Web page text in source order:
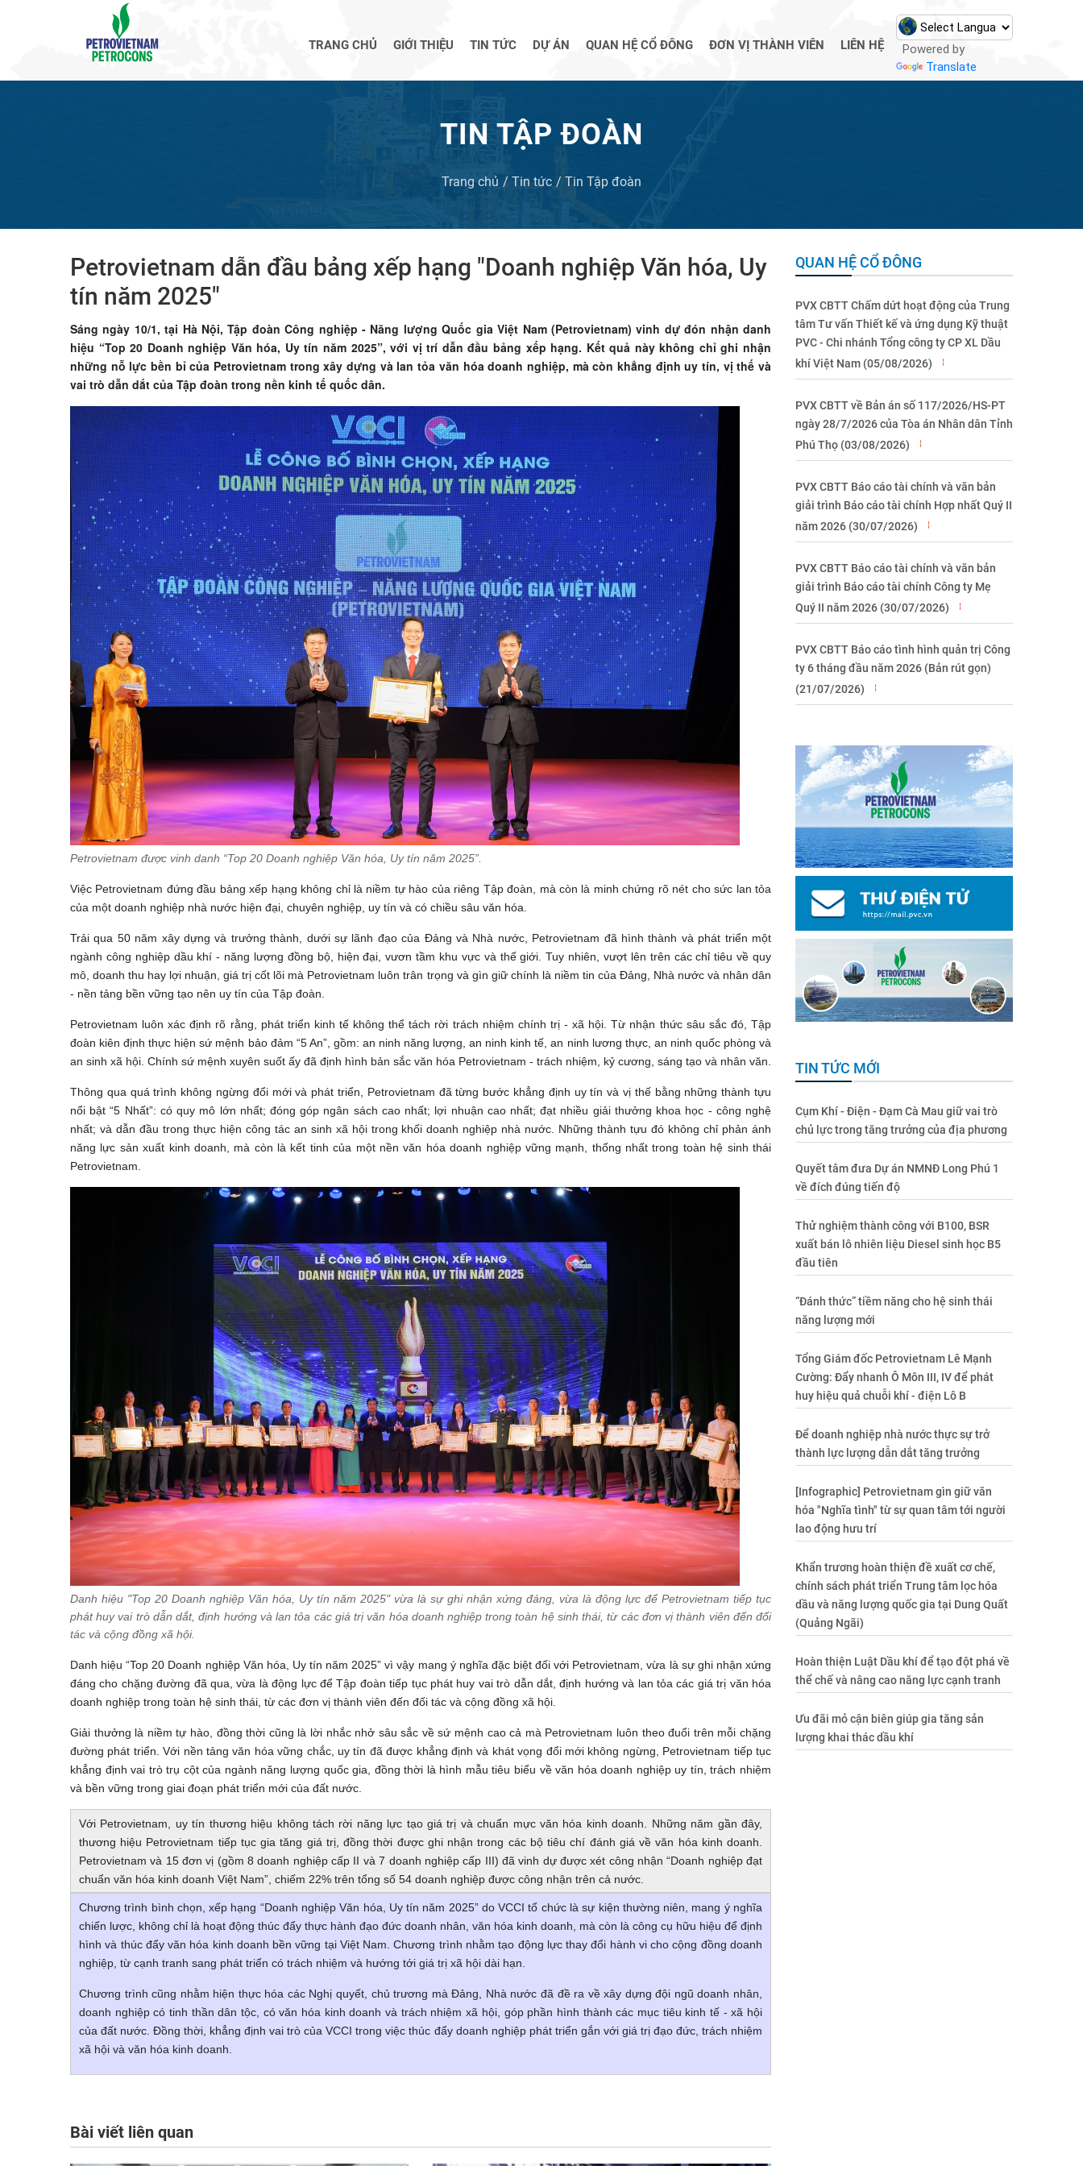
TRANG CHỦ GIỚI THIỆU TIN TỨC DỰ ÁN QUAN HỆ CỔ ĐÔNG ĐƠN VỊ THÀNH VIÊN LIÊN HỆ
Powered by
Translate
TIN TẬP ĐOÀN
Trang chủ Tin tức Tin Tập đoàn
Petrovietnam dẫn đầu bảng xếp hạng "Doanh nghiệp Văn hóa, Uy
tín năm 2025"
Sáng ngày 10/1, tại Hà Nội, Tập đoàn Công nghiệp - Năng lượng Quốc gia Việt Nam (Petrovietnam) vinh dự đón nhận danh
hiệu “Top 20 Doanh nghiệp Văn hóa, Uy tín năm 2025”, với vị trí dẫn đầu bảng xếp hạng. Kết quả này không chỉ ghi nhận
những nỗ lực bền bỉ của Petrovietnam trong xây dựng và lan tỏa văn hóa doanh nghiệp, mà còn khẳng định uy tín, vị thế và
vai trò dẫn dắt của Tập đoàn trong nền kinh tế quốc dân.
Petrovietnam được vinh danh “Top 20 Doanh nghiệp Văn hóa, Uy tín năm 2025”.
Việc Petrovietnam đứng đầu bảng xếp hạng không chỉ là niềm tự hào của riêng Tập đoàn, mà còn là minh chứng rõ nét cho sức lan tỏa
của một doanh nghiệp nhà nước hiện đại, chuyên nghiệp, uy tín và có chiều sâu văn hóa.
Trải qua 50 năm xây dựng và trưởng thành, dưới sự lãnh đạo của Đảng và Nhà nước, Petrovietnam đã hình thành và phát triển một
ngành công nghiệp dầu khí - năng lượng đồng bộ, hiện đại, vươn tầm khu vực và thế giới. Tuy nhiên, vượt lên trên các chỉ tiêu về quy
mô, doanh thu hay lợi nhuận, giá trị cốt lõi mà Petrovietnam luôn trân trọng và gìn giữ chính là niềm tin của Đảng, Nhà nước và nhân dân
- nền tảng bền vững tạo nên uy tín của Tập đoàn.
Petrovietnam luôn xác định rõ rằng, phát triển kinh tế không thể tách rời trách nhiệm chính trị - xã hội. Từ nhận thức sâu sắc đó, Tập
đoàn kiên định thực hiện sứ mệnh bảo đảm “5 An”, gồm: an ninh năng lượng, an ninh kinh tế, an ninh lương thực, an ninh quốc phòng và
an sinh xã hội. Chính sứ mệnh xuyên suốt ấy đã định hình bản sắc văn hóa Petrovietnam - trách nhiệm, kỷ cương, sáng tạo và nhân văn.
Thông qua quá trình không ngừng đổi mới và phát triển, Petrovietnam đã từng bước khẳng định uy tín và vị thế bằng những thành tựu
nổi bật “5 Nhất”: có quy mô lớn nhất; đóng góp ngân sách cao nhất; lợi nhuận cao nhất; đạt nhiều giải thưởng khoa học - công nghệ
nhất; và dẫn đầu trong thực hiện công tác an sinh xã hội trong khối doanh nghiệp nhà nước. Những thành tựu đó không chỉ phản ánh
năng lực sản xuất kinh doanh, mà còn là kết tinh của một nền văn hóa doanh nghiệp vững mạnh, thống nhất trong toàn hệ sinh thái
Petrovietnam.
Danh hiệu "Top 20 Doanh nghiệp Văn hóa, Uy tín năm 2025" vừa là sự ghi nhận xứng đáng, vừa là động lực để Petrovietnam tiếp tục
phát huy vai trò dẫn dắt, định hướng và lan tỏa các giá trị văn hóa doanh nghiệp trong toàn hệ sinh thái, từ các đơn vị thành viên đến đối
tác và cộng đồng xã hội.
Danh hiệu “Top 20 Doanh nghiệp Văn hóa, Uy tín năm 2025” vì vậy mang ý nghĩa đặc biệt đối với Petrovietnam, vừa là sự ghi nhận xứng
đáng cho chặng đường đã qua, vừa là động lực để Tập đoàn tiếp tục phát huy vai trò dẫn dắt, định hướng và lan tỏa các giá trị văn hóa
doanh nghiệp trong toàn hệ sinh thái, từ các đơn vị thành viên đến đối tác và cộng đồng xã hội.
Giải thưởng là niềm tự hào, đồng thời cũng là lời nhắc nhở sâu sắc về sứ mệnh cao cả mà Petrovietnam luôn theo đuổi trên mỗi chặng
đường phát triển. Với nền tảng văn hóa vững chắc, uy tín đã được khẳng định và khát vọng đổi mới không ngừng, Petrovietnam tiếp tục
khẳng định vai trò trụ cột của ngành năng lượng quốc gia, đồng thời là hình mẫu tiêu biểu về văn hóa doanh nghiệp uy tín, trách nhiệm
và bền vững trong giai đoạn phát triển mới của đất nước.
Với Petrovietnam, uy tín thương hiệu không tách rời năng lực tạo giá trị và chuẩn mực văn hóa kinh doanh. Những năm gần đây,
thương hiệu Petrovietnam tiếp tục gia tăng giá trị, đồng thời được ghi nhận trong các bộ tiêu chí đánh giá về văn hóa kinh doanh.
Petrovietnam và 15 đơn vị (gồm 8 doanh nghiệp cấp II và 7 doanh nghiệp cấp III) đã vinh dự được xét công nhận “Doanh nghiệp đạt
chuẩn văn hóa kinh doanh Việt Nam”, chiếm 22% trên tổng số 54 doanh nghiệp được công nhận trên cả nước.
Chương trình bình chọn, xếp hạng “Doanh nghiệp Văn hóa, Uy tín năm 2025” do VCCI tổ chức là sự kiện thường niên, mang ý nghĩa
chiến lược, không chỉ là hoạt động thúc đẩy thực hành đạo đức doanh nhân, văn hóa kinh doanh, mà còn là công cụ hữu hiệu để định
hình và thúc đẩy văn hóa kinh doanh bền vững tại Việt Nam. Chương trình nhằm tạo động lực thay đổi hành vi cho cộng đồng doanh
nghiệp, từ cạnh tranh sang phát triển có trách nhiệm và hướng tới giá trị xã hội dài hạn.
Chương trình cũng nhằm hiện thực hóa các Nghị quyết, chủ trương mà Đảng, Nhà nước đã đề ra về xây dựng đội ngũ doanh nhân,
doanh nghiệp có tinh thần dân tộc, có văn hóa kinh doanh và trách nhiệm xã hội, góp phần hình thành các mục tiêu kinh tế - xã hội
của đất nước. Đồng thời, khẳng định vai trò của VCCI trong việc thúc đẩy doanh nghiệp phát triển gắn với giá trị đạo đức, trách nhiệm
xã hội và văn hóa kinh doanh.
Bài viết liên quan
QUAN HỆ CỔ ĐÔNG
PVX CBTT Chấm dứt hoạt động của Trung
tâm Tư vấn Thiết kế và ứng dụng Kỹ thuật
PVC - Chi nhánh Tổng công ty CP XL Dầu
khí Việt Nam (05/08/2026)
PVX CBTT về Bản án số 117/2026/HS-PT
ngày 28/7/2026 của Tòa án Nhân dân Tỉnh
Phú Thọ (03/08/2026)
PVX CBTT Báo cáo tài chính và văn bản
giải trình Báo cáo tài chính Hợp nhất Quý II
năm 2026 (30/07/2026)
PVX CBTT Báo cáo tài chính và văn bản
giải trình Báo cáo tài chính Công ty Mẹ
Quý II năm 2026 (30/07/2026)
PVX CBTT Báo cáo tình hình quản trị Công
ty 6 tháng đầu năm 2026 (Bản rút gọn)
(21/07/2026)
TIN TỨC MỚI
Cụm Khí - Điện - Đạm Cà Mau giữ vai trò
chủ lực trong tăng trưởng của địa phương
Quyết tâm đưa Dự án NMNĐ Long Phú 1
về đích đúng tiến độ
Thử nghiệm thành công với B100, BSR
xuất bán lô nhiên liệu Diesel sinh học B5
đầu tiên
“Đánh thức” tiềm năng cho hệ sinh thái
năng lượng mới
Tổng Giám đốc Petrovietnam Lê Mạnh
Cường: Đẩy nhanh Ô Môn III, IV để phát
huy hiệu quả chuỗi khí - điện Lô B
Để doanh nghiệp nhà nước thực sự trở
thành lực lượng dẫn dắt tăng trưởng
[Infographic] Petrovietnam gìn giữ văn
hóa "Nghĩa tình" từ sự quan tâm tới người
lao động hưu trí
Khẩn trương hoàn thiện đề xuất cơ chế,
chính sách phát triển Trung tâm lọc hóa
dầu và năng lượng quốc gia tại Dung Quất
(Quảng Ngãi)
Hoàn thiện Luật Dầu khí để tạo đột phá về
thể chế và nâng cao năng lực cạnh tranh
Ưu đãi mỏ cận biên giúp gia tăng sản
lượng khai thác dầu khí